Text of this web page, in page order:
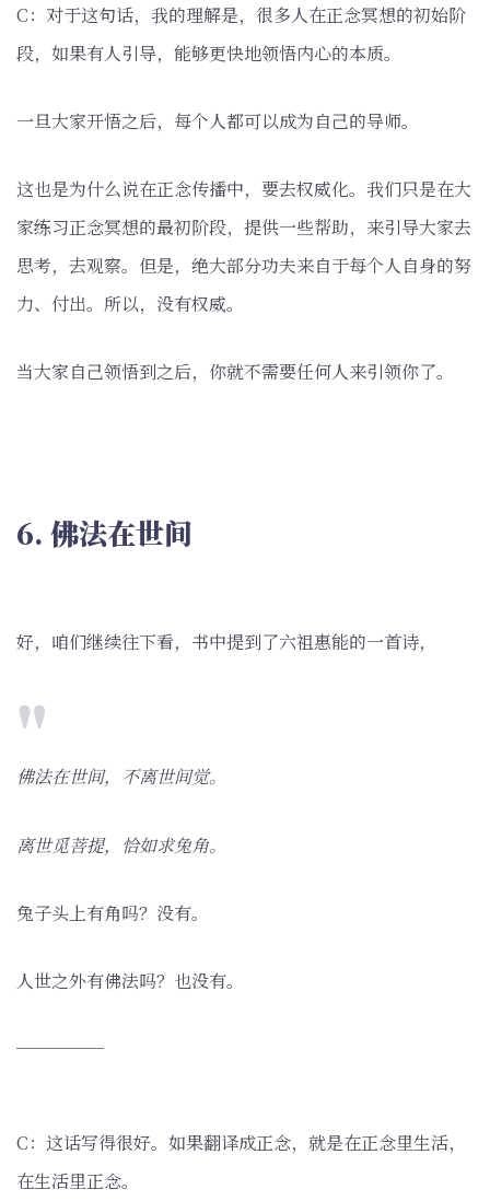
C：对于这句话，我的理解是，很多人在正念冥想的初始阶
段，如果有人引导，能够更快地领悟内心的本质。
一旦大家开悟之后，每个人都可以成为自己的导师。
这也是为什么说在正念传播中，要去权威化。我们只是在大
家练习正念冥想的最初阶段，提供一些帮助，来引导大家去
思考，去观察。但是，绝大部分功夫来自于每个人自身的努
力、付出。所以，没有权威。
当大家自己领悟到之后，你就不需要任何人来引领你了。
6. 佛法在世间
好，咱们继续往下看，书中提到了六祖惠能的一首诗，
佛法在世间，不离世间觉。
离世觅菩提，恰如求兔角。
兔子头上有角吗？没有。
人世之外有佛法吗？也没有。
─────
C：这话写得很好。如果翻译成正念，就是在正念里生活，
在生活里正念。